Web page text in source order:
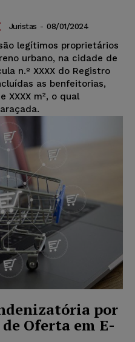
Juristas - 08/01/2024
legítimos proprietários
urbano, na cidade de
n.º XXXX do Registro
as benfeitorias,
XXXX m², o qual
por
Oferta em E-